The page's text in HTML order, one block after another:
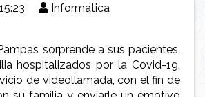
Informatica
sorprende a sus pacientes,
hospitalizados por la Covid-19,
de videollamada, con el fin de